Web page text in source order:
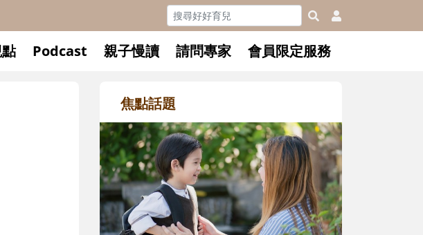
Podcast 親子慢讀 請問專家 會員限定服務
焦點話題
和孩子一起長大的那個男人│讀
懂父親的不同模樣
沒有人天生就擅長當爸爸！男人總是
在一次次「前所未有」的體驗中，跟